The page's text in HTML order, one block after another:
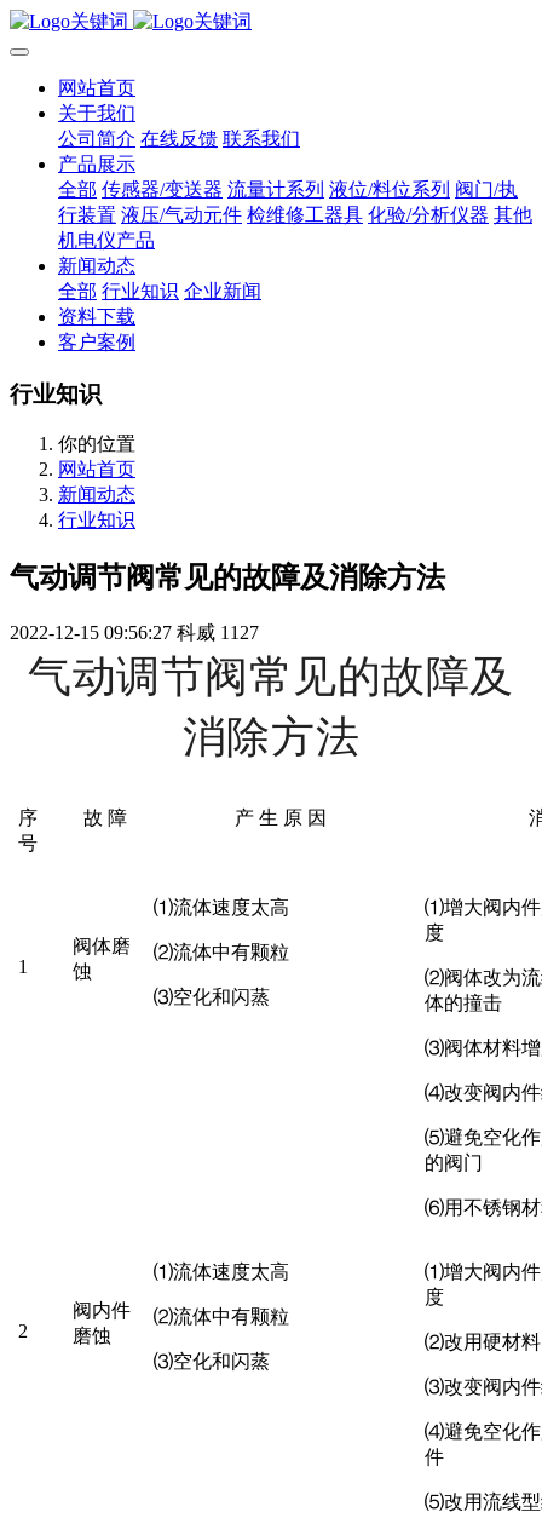
网站首页
关于我们
公司简介 在线反馈 联系我们
产品展示
全部 传感器/变送器 流量计系列 液位/料位系列 阀门/执
行装置 液压/气动元件 检维修工器具 化验/分析仪器 其他
机电仪产品
新闻动态
全部 行业知识 企业新闻
资料下载
客户案例
行业知识
你的位置
网站首页
新闻动态
行业知识
气动调节阀常见的故障及消除方法
2022-12-15 09:56:27 科威 1127
气动调节阀常见的故障及
消除方法
序
号
故 障 产 生 原 因
1
阀体磨
蚀
⑴流体速度太高
⑵流体中有颗粒
⑶空化和闪蒸
⑴增大阀内
度
⑵阀体改为
体的撞击
⑶阀体材料
⑷改变阀内
⑸避免空化
的阀门
⑹用不锈钢
2
阀内件
磨蚀
⑴流体速度太高
⑵流体中有颗粒
⑶空化和闪蒸
⑴增大阀内
度
⑵改用硬材
⑶改变阀内
⑷避免空化
件
⑸改用流线